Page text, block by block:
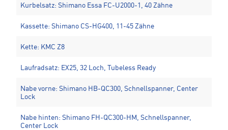
Kurbelsatz: Shimano Essa FC-U2000-1, 40 Zähne
Kassette: Shimano CS-HG400, 11-45 Zähne
Kette: KMC Z8
Laufradsatz: EX25, 32 Loch, Tubeless Ready
Nabe vorne: Shimano HB-QC300, Schnellspanner, Center
Lock
Nabe hinten: Shimano FH-QC300-HM, Schnellspanner,
Center Lock